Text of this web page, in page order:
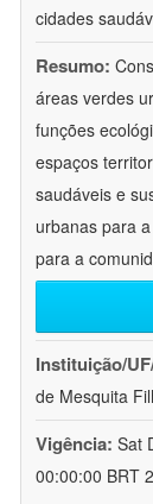
cidades
Resumo:
áreas verdes
funções
espaços
saudáveis e
urbanas para
para a
Instituição/
de Mesquita
Vigência: Sat
00:00:00 BRT